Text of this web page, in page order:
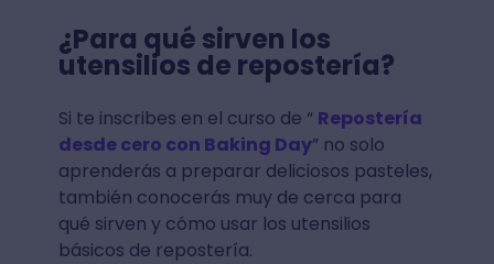
¿Para qué sirven los
utensilios de repostería?
Si te inscribes en el curso de “ Repostería
desde cero con Baking Day” no solo
aprenderás a preparar deliciosos pasteles,
también conocerás muy de cerca para
qué sirven y cómo usar los utensilios
básicos de repostería.